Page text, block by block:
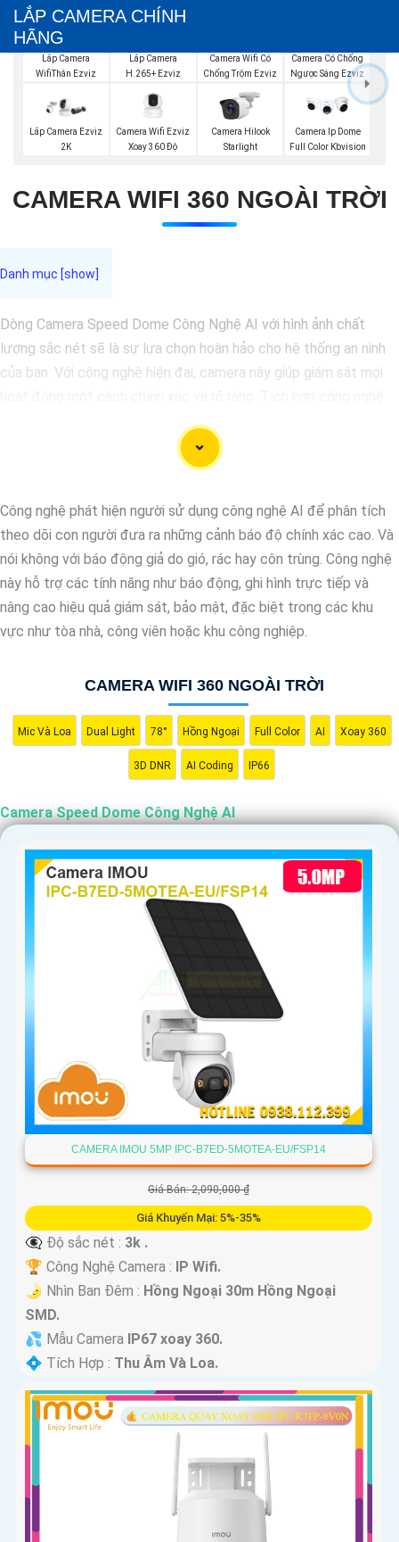
LẮP CAMERA CHÍNH
HÃNG
Lắp Camera
WifiThân Ezviz
Lắp Camera
H.265+ Ezviz
Camera Wifi Có
Chống Trộm Ezviz
Camera Có Chống
Ngược Sáng Ezviz
Lắp Camera Ezviz
2K
Camera Wifi Ezviz
Xoay 360 Độ
Camera Hilook
Starlight
Camera Ip Dome
Full Color Kbvision
CAMERA WIFI 360 NGOÀI TRỜI
Dòng Camera Speed Dome Công Nghệ AI với hình ảnh chất
lượng sắc nét sẽ là sự lựa chọn hoàn hảo cho hệ thống an ninh
của bạn. Với công nghệ hiện đại, camera này giúp giám sát mọi
giúp tăng cường hiệu quả giám sát và bảo vệ.
Hãy chọn Camera Speed Dome Công Nghệ AI để
vào một giải pháp an ninh đáng tin cậy.
Công nghệ phát hiện người sử dụng công nghệ AI để phân tích
theo dõi con người đưa ra những cảnh báo độ chính xác cao. Và
nói không với báo động giả do gió, rác hay côn trùng. Công nghệ
này hỗ trợ các tính năng như báo động, ghi hình trực tiếp và
nâng cao hiệu quả giám sát, bảo mật, đặc biệt trong các khu
vực như tòa nhà, công viên hoặc khu công nghiệp.
CAMERA WIFI 360 NGOÀI TRỜI
Mic Và Loa Dual Light 78° Hồng Ngoại Full Color AI Xoay 360
3D DNR AI Coding IP66
Camera Speed Dome Công Nghệ AI
CAMERA IMOU 5MP IPC-B7ED-5MOTEA-EU/FSP14
Giá Bán: 2,090,000 ₫
Giá Khuyến Mại: 5%-35%
👁️‍🗨 Độ sắc nét : 3k .
🏆 Công Nghệ Camera : IP Wifi.
🌛 Nhìn Ban Đêm : Hồng Ngoại 30m Hồng Ngoại
SMD.
💦 Mẫu Camera IP67 xoay 360.
️💠 Tích Hợp : Thu Âm Và Loa.